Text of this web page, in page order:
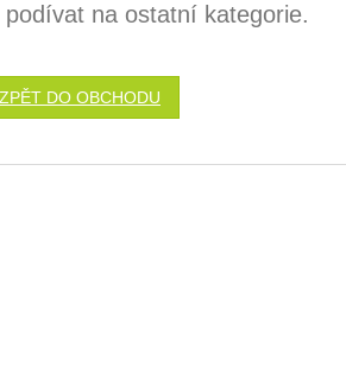
na ostatní kategorie.
ZPĚT DO OBCHODU